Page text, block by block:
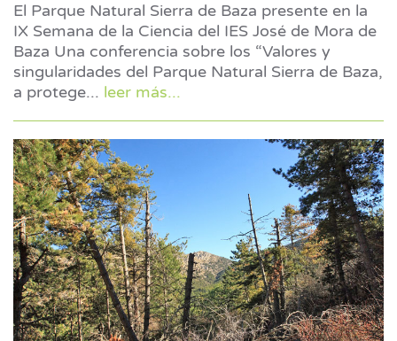
El Parque Natural Sierra de Baza presente en la
IX Semana de la Ciencia del IES José de Mora de
Baza Una conferencia sobre los “Valores y
singularidades del Parque Natural Sierra de Baza,
a protege... leer más...